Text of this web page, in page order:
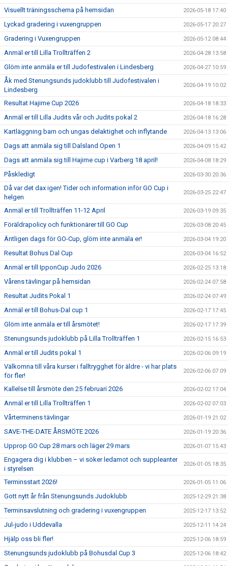
Visuellt träningsschema på hemsidan 2026-05-18 17:40
Lyckad gradering i vuxengruppen 2026-05-17 20:27
Gradering i Vuxengruppen 2026-05-12 08:44
Anmäl er till Lilla Trollträffen 2 2026-04-28 13:58
Glöm inte anmäla er till Judofestivalen i Lindesberg 2026-04-27 10:59
Åk med Stenungsunds judoklubb till Judofestivalen i
Lindesberg
2026-04-19 10:02
Resultat Hajime Cup 2026 2026-04-18 18:33
Anmäl er till Lilla Judits vår och Judits pokal 2 2026-04-18 16:28
Kartläggning barn och ungas delaktighet och inflytande 2026-04-13 13:06
Dags att anmäla sig till Dalsland Open 1 2026-04-09 15:42
Dags att anmäla sig till Hajime cup i Varberg 18 april! 2026-04-08 18:29
Påskledigt 2026-03-30 20:36
Då var det dax igen! Tider och information inför GO Cup i
helgen
2026-03-25 22:47
Anmäl er till Trollträffen 11-12 April 2026-03-19 09:35
Föräldrapolicy och funktionärer till GO Cup 2026-03-08 20:45
Äntligen dags för GO-Cup, glöm inte anmäla er! 2026-03-04 19:20
Resultat Bohus Dal Cup 2026-03-04 16:52
Anmäl er till IpponCup Judo 2026 2026-02-25 13:18
Vårens tävlingar på hemsidan 2026-02-24 07:58
Resultat Judits Pokal 1 2026-02-24 07:49
Anmäl er till Bohus-Dal cup 1 2026-02-17 17:45
Glöm inte anmäla er till årsmötet! 2026-02-17 17:39
Stenungsunds judoklubb på Lilla Trollträffen 1 2026-02-15 16:53
Anmäl er till Judits pokal 1 2026-02-06 09:19
Välkomna till våra kurser i falltrygghet för äldre - vi har plats
för fler!
2026-02-06 07:09
Kallelse till årsmöte den 25 februari 2026 2026-02-02 17:04
Anmäl er till Lilla Trollträffen 1 2026-02-02 07:03
Vårterminens tävlingar 2026-01-19 21:02
SAVE-THE-DATE ÅRSMÖTE 2026 2026-01-19 20:36
Upprop GO Cup 28 mars och läger 29 mars 2026-01-07 15:43
Engagera dig i klubben – vi söker ledamot och suppleanter
i styrelsen
2026-01-05 18:35
Terminsstart 2026! 2026-01-05 11:06
Gott nytt år från Stenungsunds Judoklubb 2025-12-29 21:38
Terminsavslutning och gradering i vuxengruppen 2025-12-17 13:52
Jul-judo i Uddevalla 2025-12-11 14:24
Hjälp oss bli fler! 2025-12-06 18:59
Stenungsunds judoklubb på Bohusdal Cup 3 2025-12-06 18:42